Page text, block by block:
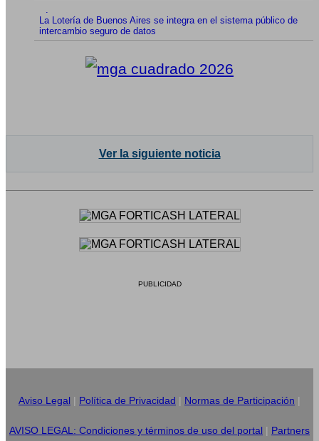
.
La Lotería de Buenos Aires se integra en el sistema público de
intercambio seguro de datos
Ver la siguiente noticia
PUBLICIDAD
Aviso Legal | Política de Privacidad | Normas de Participación |
AVISO LEGAL: Condiciones y términos de uso del portal | Partners